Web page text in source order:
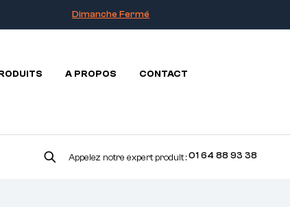
Dimanche Fermé
A PROPOS
CONTACT
Appelez notre expert produit : 01 64 88 93 38